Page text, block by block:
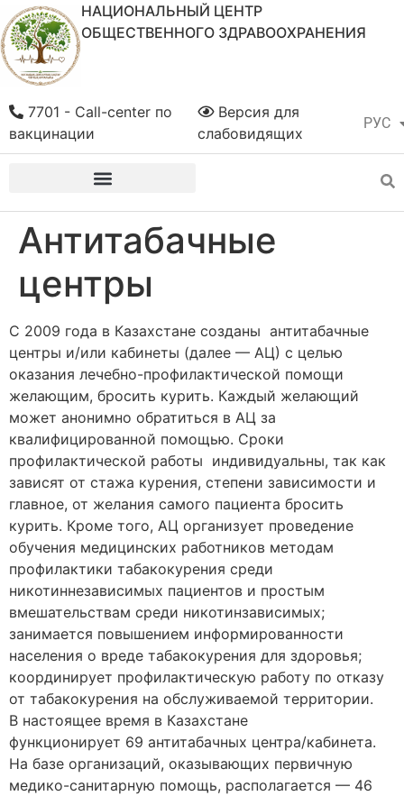
НАЦИОНАЛЬНЫЙ ЦЕНТР
ОБЩЕСТВЕННОГО ЗДРАВООХРАНЕНИЯ
РУС
ҚАЗ
Версия для
слабовидящих
7701 - Call-center по
вакцинации
Антитабачные
центры
С 2009 года в Казахстане созданы антитабачные
центры и/или кабинеты (далее — АЦ) с целью
оказания лечебно-профилактической помощи
желающим, бросить курить. Каждый желающий
может анонимно обратиться в АЦ за
квалифицированной помощью. Сроки
профилактической работы индивидуальны, так как
зависят от стажа курения, степени зависимости и
главное, от желания самого пациента бросить
курить. Кроме того, АЦ организует проведение
обучения медицинских работников методам
профилактики табакокурения среди
никотиннезависимых пациентов и простым
вмешательствам среди никотинзависимых;
занимается повышением информированности
населения о вреде табакокурения для здоровья;
координирует профилактическую работу по отказу
от табакокурения на обслуживаемой территории.
В настоящее время в Казахстане
функционирует 69 антитабачных центра/кабинета.
На базе организаций, оказывающих первичную
медико-санитарную помощь, располагается — 46